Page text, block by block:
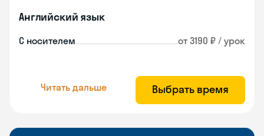
Английский язык
С носителем от 3190 ₽ / урок
Читать дальше Выбрать время